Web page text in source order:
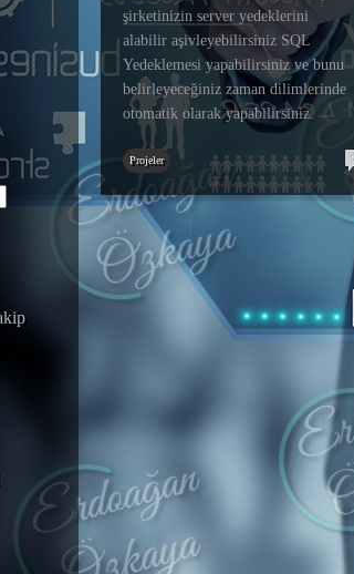
şirketinizin server yedeklerini
alabilir aşivleyebilirsiniz SQL
Yedeklemesi yapabilirsiniz ve bunu
belirleyeceğiniz zaman dilimlerinde
otomatik olarak yapabilirsiniz.
Projeler